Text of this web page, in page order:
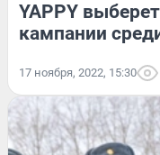
YAPPY
кампании
17 ноября, 2022, 15:30